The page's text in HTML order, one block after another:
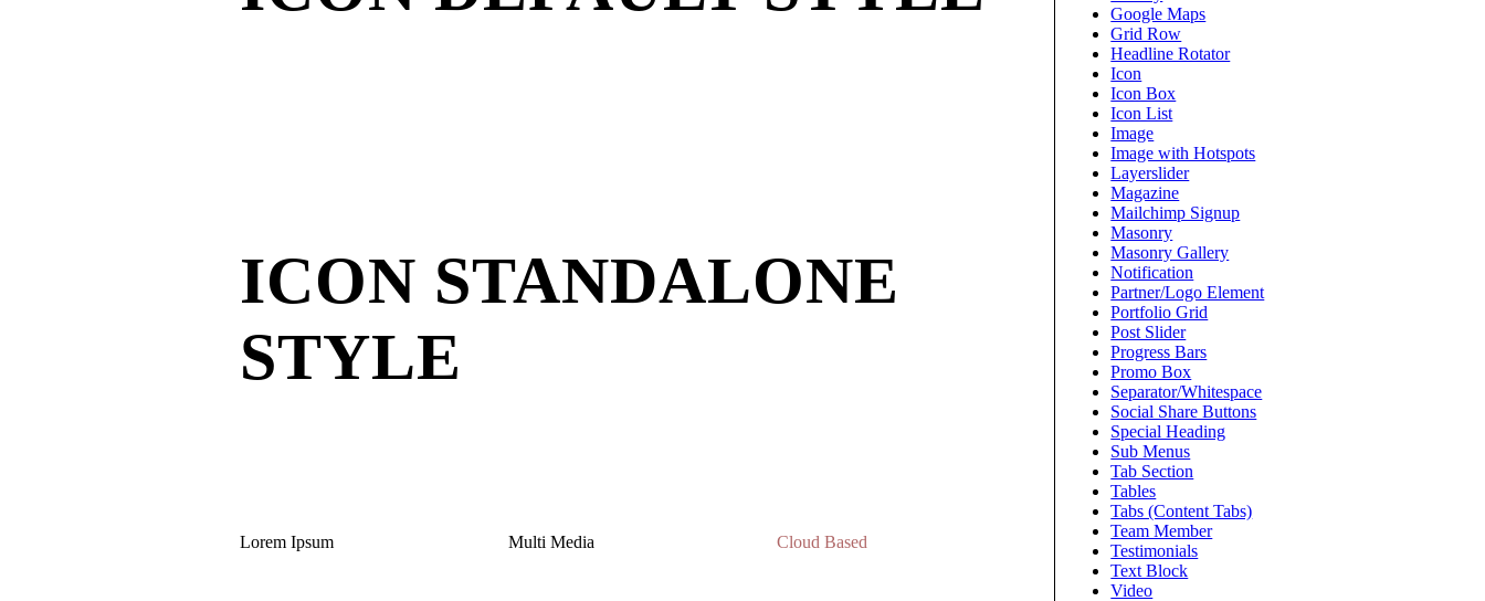
ICON STANDALONE
STYLE
Lorem Ipsum Multi Media Cloud Based
Google Maps
Grid Row
Headline Rotator
Icon
Icon Box
Icon List
Image
Image with Hotspots
Layerslider
Magazine
Mailchimp Signup
Masonry
Masonry Gallery
Notification
Partner/Logo Element
Portfolio Grid
Post Slider
Progress Bars
Promo Box
Separator/Whitespace
Social Share Buttons
Special Heading
Sub Menus
Tab Section
Tables
Tabs (Content Tabs)
Team Member
Testimonials
Text Block
Video